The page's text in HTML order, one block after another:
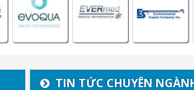
TIN TỨC CHUYÊN